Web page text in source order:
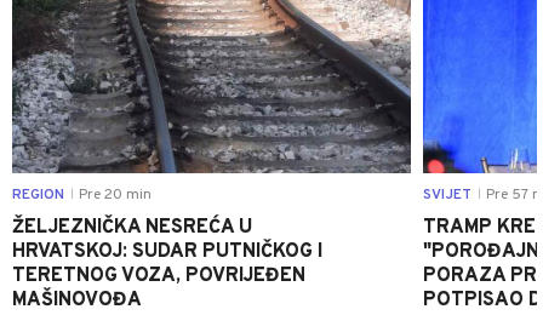
REGION Pre 20 min
ŽELJEZNIČKA NESREĆA U
HRVATSKOJ: SUDAR PUTNIČKOG I
TERETNOG VOZA, POVRIJEĐEN
MAŠINOVOĐA
SVIJET Pre 57
TRAMP
PORAZA
POTPISAO